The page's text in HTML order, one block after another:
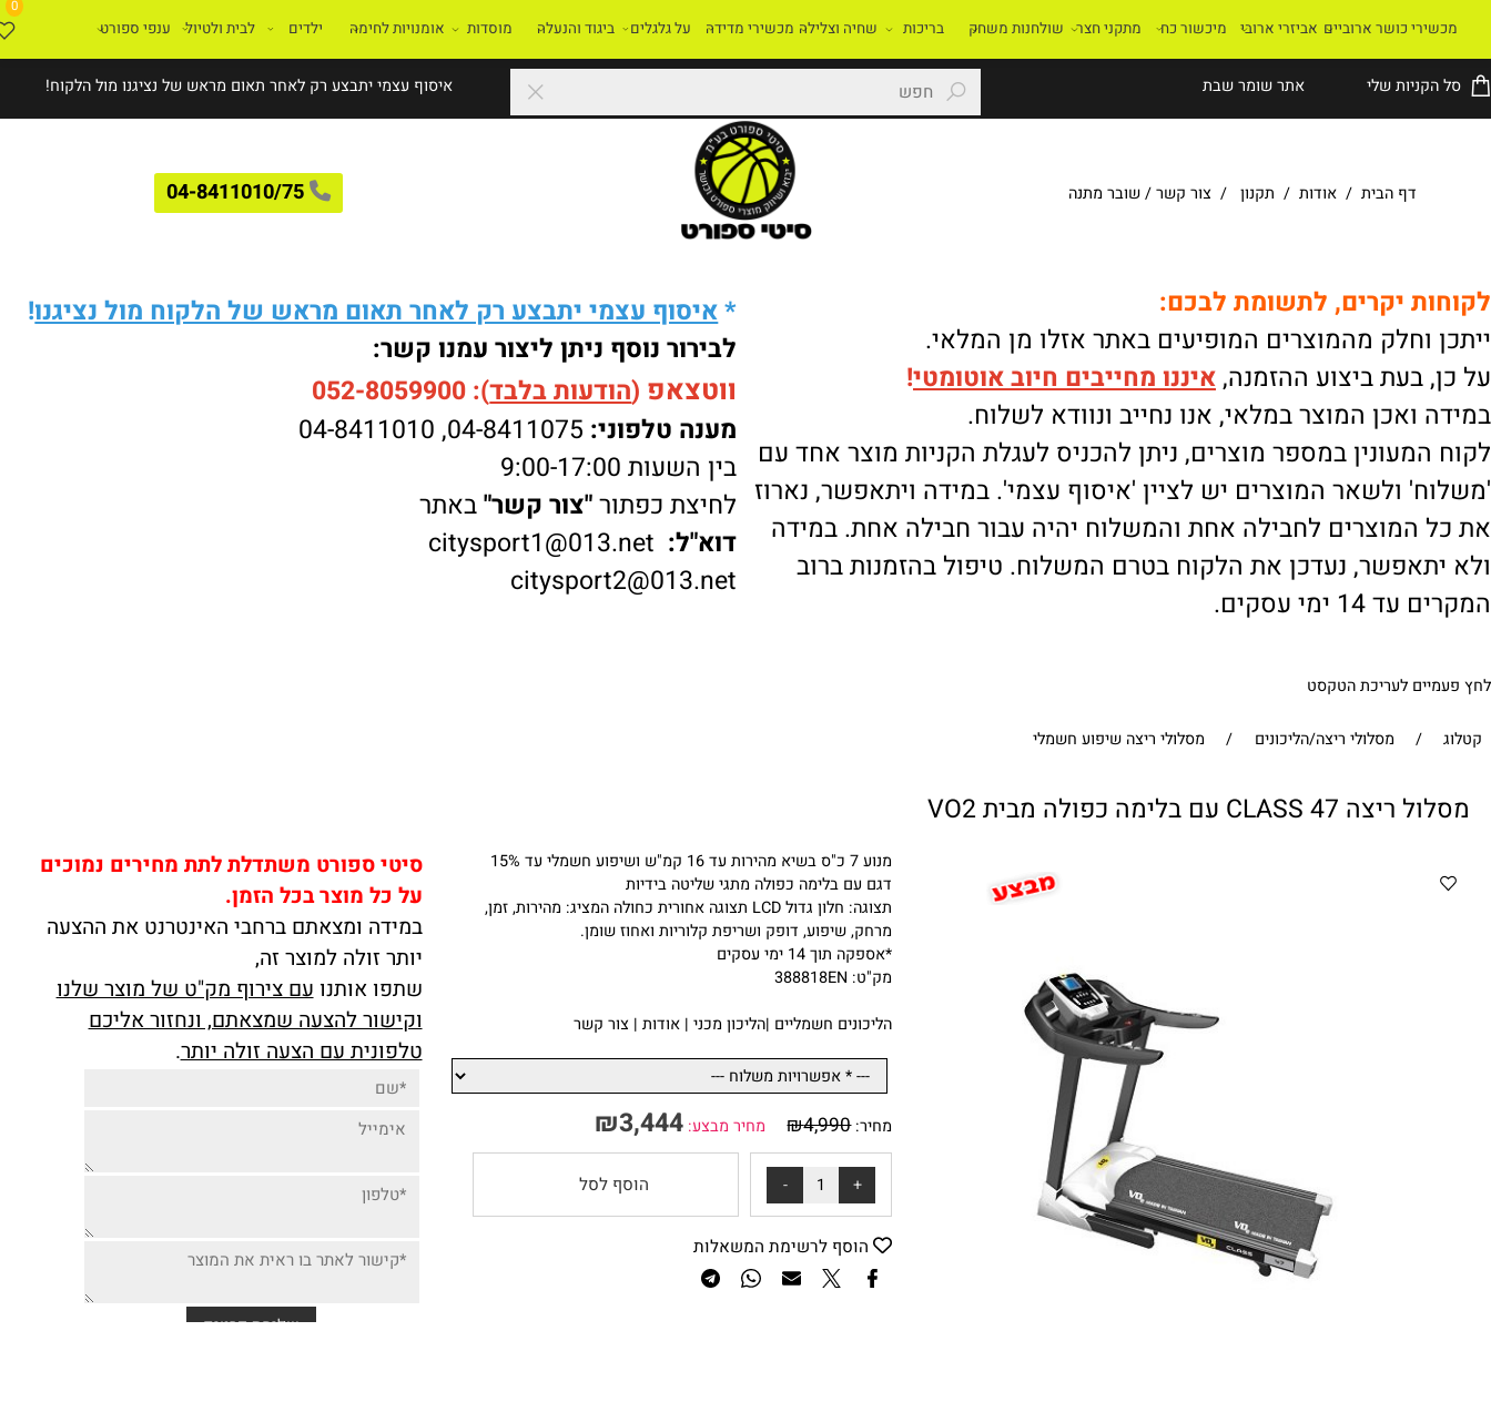
שלי אתר שומר שבת איסוף עצמי יתבצע רק לאחר תאום מראש של נציגנו מול הלקוח!
דף הבית/אודות /תקנון /צור קשר/ שובר מתנה 04-8411010/75
0
כושר ארוביים אביזרי ארובי מיכשור כח מתקני חצר שולחנות משחק בריכות שחיה וצלילה מכשירי מדידה על גלגלים ביגוד והנעלה מוסדות אומנויות לחימה ילדים לבית ולטיול ענפי ספורט
יקרים, לתשומת לבכם:
וחלק מהמוצרים המופיעים באתר אזלו מן המלאי.
בעת ביצוע ההזמנה,איננומחייבים חיוב אוטומטי!
המוצר במלאי, אנו נחייב ונוודא לשלוח.
במספר מוצרים, ניתן להכניס לעגלת הקניות מוצר אחד עם
ולשאר המוצרים יש לציין 'איסוף עצמי'. במידה ויתאפשר, נארוז
לחבילה אחת והמשלוח יהיה עבור חבילה אחת. במידה
נעדכן את הלקוח בטרם המשלוח. טיפול בהזמנות ברוב
עסקים.
איסוף עצמי יתבצע רק לאחר תאום מראש של הלקוח מול נציגנו!
לבירור נוסף ניתן ליצור עמנו קשר:
ווטצאפ (הודעות בלבד):
052-8059900
מענה טלפוני:04-8411075
,
04-8411010
בין השעות 9:00-17:00
לחיצת כפתור "צור קשר"באתר
דוא"ל:citysport1@013.net
citysport2@013.net
דגם עם בלימה כפולה מתגי שליטה בידיות
תצוגה: חלון גדול LCD תצוגה אחורית כחולה המציג: מהירות, זמן,
מרחק, שיפוע, דופק ושריפת קלוריות ואחוז שומן.
מק"ט: 388818EN
ליכונים חשמליים|הליכון מכני|אודות|צור קשר
₪ 4,990 מחיר מבצע: ₪3,444
סיטי ספורט משתדלת לתת מחירים נמוכים
על כל מוצר בכל הזמן.
במידה ומצאתם ברחבי האינטרנט את ההצעה
יותר זולה למוצר זה,
שתפו אותנועם צירוף מק"ט של מוצר שלנו
וקישור להצעה שמצאתם, ונחזור אליכם
טלפונית עם הצעה זולה יותר